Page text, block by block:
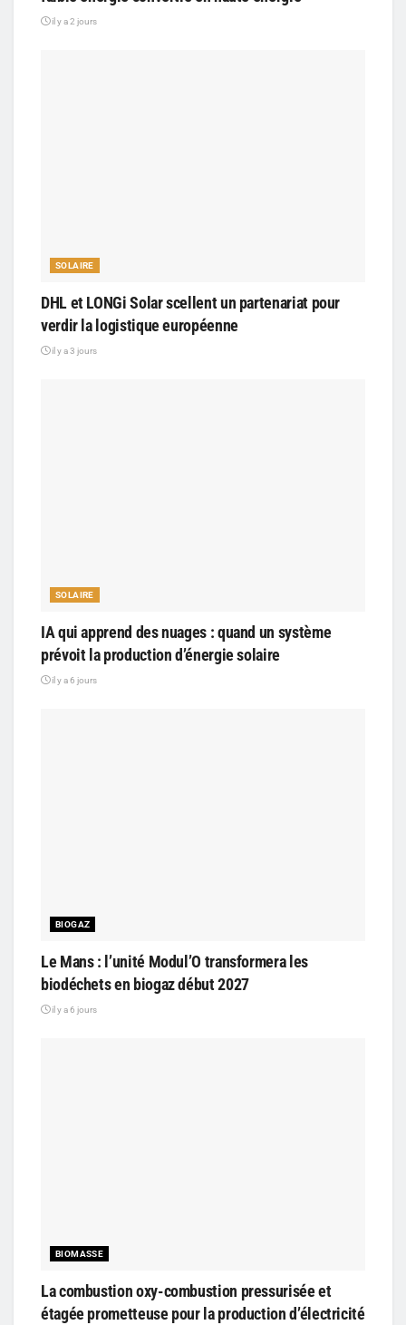
il y a 2 jours
SOLAIRE
DHL et LONGi Solar scellent un partenariat pour
verdir la logistique européenne
il y a 3 jours
SOLAIRE
IA qui apprend des nuages : quand un système
prévoit la production d’énergie solaire
il y a 6 jours
BIOGAZ
Le Mans : l’unité Modul’O transformera les
biodéchets en biogaz début 2027
il y a 6 jours
BIOMASSE
La combustion oxy-combustion pressurisée et
étagée prometteuse pour la production d’électricité